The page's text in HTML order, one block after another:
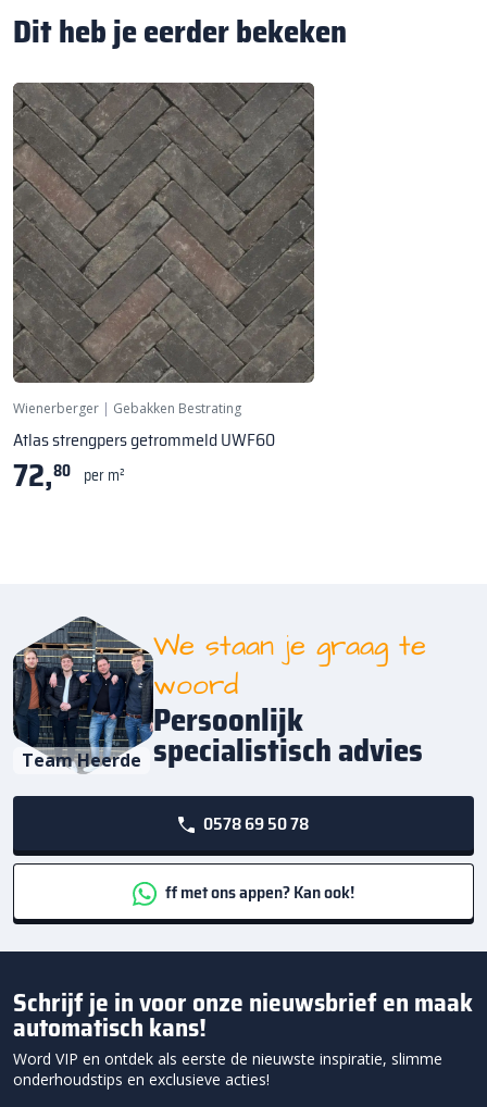
Dit heb je eerder bekeken
Wienerberger | Gebakken Bestrating
Atlas strengpers getrommeld UWF60
72,80 per m²
Team Heerde
We staan je graag te
woord
Persoonlijk
specialistisch advies
0578 69 50 78
ff met ons appen? Kan ook!
Schrijf je in voor onze nieuwsbrief en maak
automatisch kans!
Word VIP en ontdek als eerste de nieuwste inspiratie, slimme
onderhoudstips en exclusieve acties!